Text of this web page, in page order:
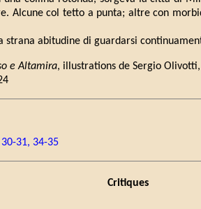
Alcune col tetto a punta; altre con
strana abitudine di guardarsi
e Altamira, illustrations de Sergio Olivotti,
31, 34-35
Critiques